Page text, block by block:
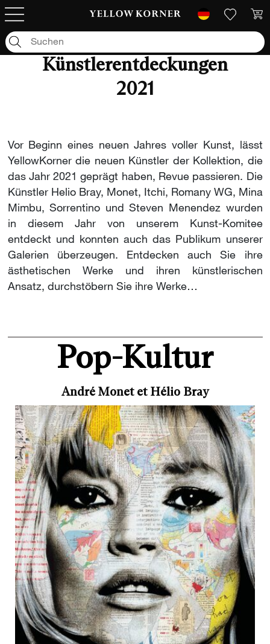
Künstlerentdeckungen
2021
Vor Beginn eines neuen Jahres voller Kunst, lässt
YellowKorner die neuen Künstler der Kollektion, die
das Jahr 2021 geprägt haben, Revue passieren. Die
Künstler Helio Bray, Monet, Itchi, Romany WG, Mina
Mimbu, Sorrentino und Steven Menendez wurden
in diesem Jahr von unserem Kunst-Komitee
entdeckt und konnten auch das Publikum unserer
Galerien überzeugen. Entdecken auch Sie ihre
ästhetischen Werke und ihren künstlerischen
Ansatz, durchstöbern Sie ihre Werke…
Pop-Kultur
André Monet et Hélio Bray